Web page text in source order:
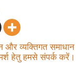
और व्यक्तिगत समाधान
हेतु हमसे संपर्क करें।